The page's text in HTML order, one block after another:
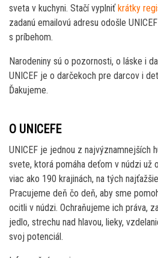
sveta v kuchyni. Stačí vyplniťkrátky
zadanú emailovú adresu odošle
s príbehom.
Narodeniny sú o pozornosti, o láske i
UNICEF je o darčekoch pre darcov i
Ďakujeme.
O UNICEFE
UNICEF je jednou z najvýznamnejších
svete, ktorá pomáha deťom v núdzi už
viac ako 190 krajinách, na tých
Pracujeme deň čo deň, aby sme
ocitli v núdzi. Ochraňujeme ich práva,
jedlo, strechu nad hlavou, lieky,
svoj potenciál.